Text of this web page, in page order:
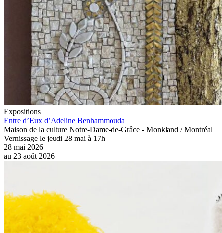
Expositions
Entre d’Eux d’Adeline Benhammouda
Maison de la culture Notre-Dame-de-Grâce - Monkland / Montréal
Vernissage le jeudi 28 mai à 17h
28 mai 2026
au 23 août 2026